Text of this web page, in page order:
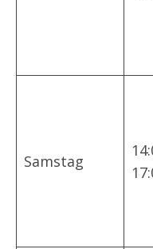
Samstag